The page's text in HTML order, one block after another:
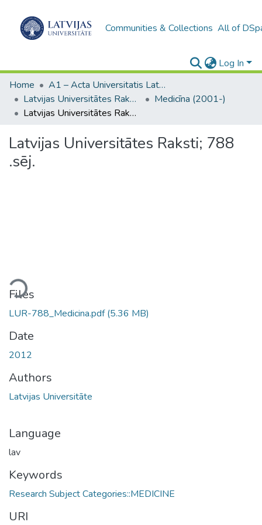
Communities & Collections All of
Log In
Home
A1 – Acta Universitatis Latviensis / Universitātes raksti / Scientific papers
Latvijas Universitātes Raksti (1949– )
Medicīna (2001-)
Latvijas Universitātes Raksti; 788 .sēj.
Latvijas Universitātes Raksti; 788
.sēj.
Files
LUR-788_Medicina.pdf(5.36 MB)
Date
2012
Authors
Latvijas Universitāte
Language
lav
Keywords
Research Subject Categories::MEDICINE
URI